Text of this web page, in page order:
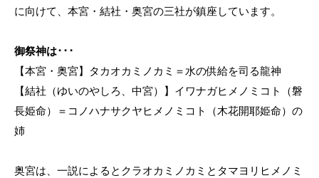
に向けて、本宮・結社・奥宮の三社が鎮座しています。
御祭神は･･･
【本宮・奥宮】タカオカミノカミ＝水の供給を司る龍神
【結社（ゆいのやしろ、中宮）】イワナガヒメノミコト（磐
長姫命）＝コノハナサクヤヒメノミコト（木花開耶姫命）の
姉
奥宮は、一説によるとクラオカミノカミとタマヨリヒメノミ